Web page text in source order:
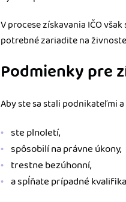
V procese získavania IČO
potrebné zariadite na
Podmienky pre
Aby ste sa stali podnikateľmi
ste plnoletí,
spôsobilí na právne úkony,
trestne bezúhonní,
a spĺňate prípadné